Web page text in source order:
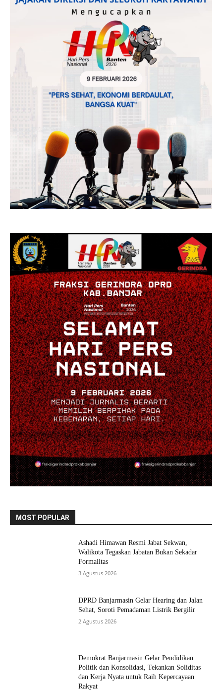
MOST POPULAR
Ashadi Himawan Resmi Jabat Sekwan,
Walikota Tegaskan Jabatan Bukan Sekadar
Formalitas
3 Agustus 2026
DPRD Banjarmasin Gelar Hearing dan Jalan
Sehat, Soroti Pemadaman Listrik Bergilir
2 Agustus 2026
Demokrat Banjarmasin Gelar Pendidikan
Politik dan Konsolidasi, Tekankan Soliditas
dan Kerja Nyata untuk Raih Kepercayaan
Rakyat